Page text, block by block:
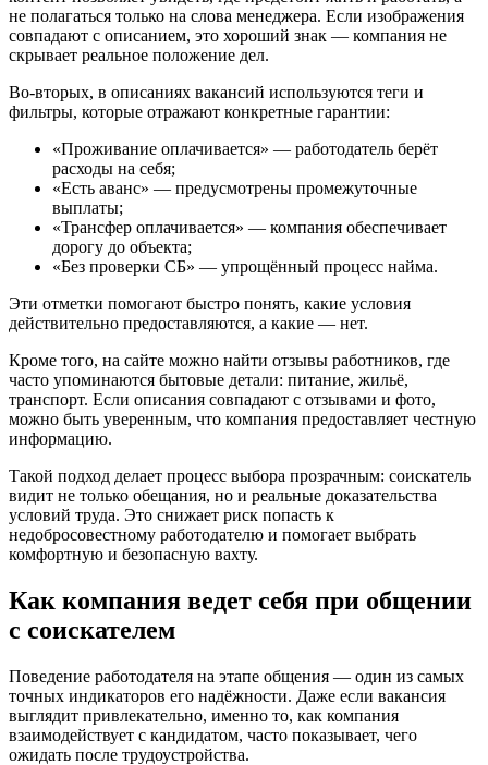
не полагаться только на слова менеджера. Если изображения
совпадают с описанием, это хороший знак — компания не
скрывает реальное положение дел.
Во-вторых, в описаниях вакансий используются теги и
фильтры, которые отражают конкретные гарантии:
«Проживание оплачивается» — работодатель берёт
расходы на себя;
«Есть аванс» — предусмотрены промежуточные
выплаты;
«Трансфер оплачивается» — компания обеспечивает
дорогу до объекта;
«Без проверки СБ» — упрощённый процесс найма.
Эти отметки помогают быстро понять, какие условия
действительно предоставляются, а какие — нет.
Кроме того, на сайте можно найти отзывы работников, где
часто упоминаются бытовые детали: питание, жильё,
транспорт. Если описания совпадают с отзывами и фото,
можно быть уверенным, что компания предоставляет честную
информацию.
Такой подход делает процесс выбора прозрачным: соискатель
видит не только обещания, но и реальные доказательства
условий труда. Это снижает риск попасть к
недобросовестному работодателю и помогает выбрать
комфортную и безопасную вахту.
Как компания ведет себя при общении
с соискателем
Поведение работодателя на этапе общения — один из самых
точных индикаторов его надёжности. Даже если вакансия
выглядит привлекательно, именно то, как компания
взаимодействует с кандидатом, часто показывает, чего
ожидать после трудоустройства.